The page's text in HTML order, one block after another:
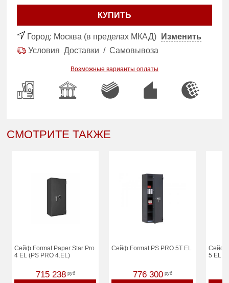
КУПИТЬ
Город: Москва (в пределах МКАД)
Изменить
УсловияДоставки /Самовывоза
Возможные варианты оплаты
СМОТРИТЕ ТАКЖЕ
Сейф Format Paper Star Pro
4 EL (PS PRO 4.EL)
715 238 руб
Сейф Format PS PRO 5T EL
776 300 руб
Сейф
5 EL